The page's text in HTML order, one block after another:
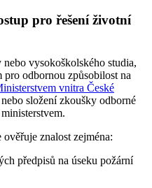
pro řešení životní
vysokoškolského studia,
pro odbornou způsobilost na
vnitra České
složení zkoušky odborné
znalost zejména:
předpisů na úseku požární